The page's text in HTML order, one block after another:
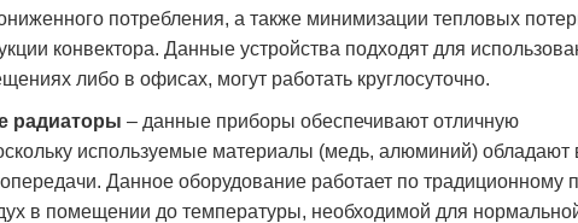
потребления, а также минимизации тепловых
конвектора. Данные устройства подходят для
либо в офисах, могут работать круглосуточно.
радиаторы – данные приборы обеспечивают отличную
используемые материалы (медь, алюминий) обладают
Данное оборудование работает по традиционному
в помещении до температуры, необходимой для